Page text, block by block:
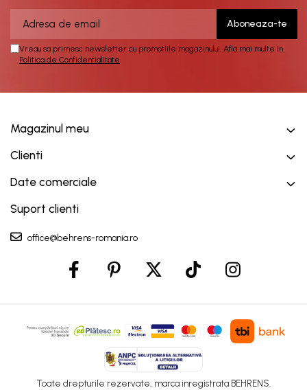
Vreau sa primesc newsletter cu promotiile magazinului. Afla mai multe in
Politica de Confidentialitate
Magazinul meu
Clienti
Date comerciale
Suport clienti
office@behrens-romania.ro
Toate drepturile rezervate, marca inregistrata BEHRENS.